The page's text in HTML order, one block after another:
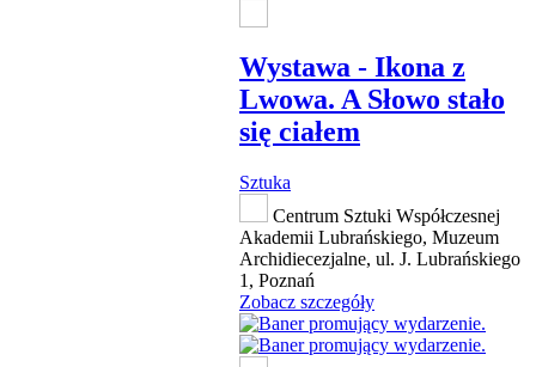
Wystawa - Ikona z
Lwowa. A Słowo stało
się ciałem
Sztuka
Centrum Sztuki Współczesnej
Akademii Lubrańskiego, Muzeum
Archidiecezjalne, ul. J. Lubrańskiego
1, Poznań
Zobacz szczegóły